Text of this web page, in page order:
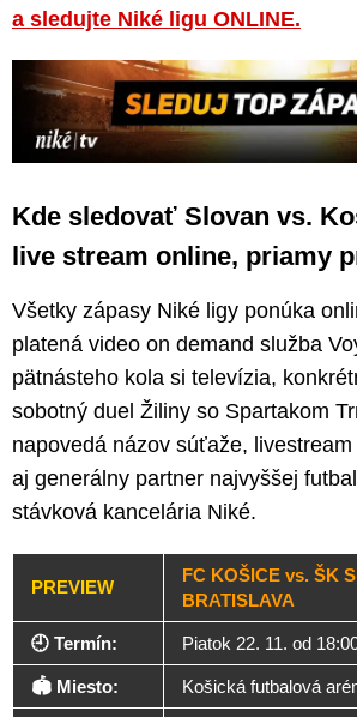
a sledujte Niké ligu ONLINE.
Kde sledovať Slovan vs.
live stream online, priamy
Všetky zápasy Niké ligy ponúka
platená video on demand služba
pätnásteho kola si televízia,
sobotný duel Žiliny so Spartakom
napovedá názov súťaže,
aj generálny partner najvyššej
stávková kancelária Niké.
PREVIEW
FC KOŠICE vs. ŠK
BRATISLAVA
🕘 Termín: Piatok 22. 11. od
🏟️ Miesto: Košická futbalová